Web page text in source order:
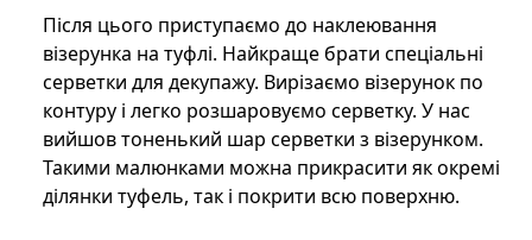
Після цього приступаємо до наклеювання
візерунка на туфлі. Найкраще брати спеціальні
серветки для декупажу. Вирізаємо візерунок по
контуру і легко розшаровуємо серветку. У нас
вийшов тоненький шар серветки з візерунком.
Такими малюнками можна прикрасити як окремі
ділянки туфель, так і покрити всю поверхню.